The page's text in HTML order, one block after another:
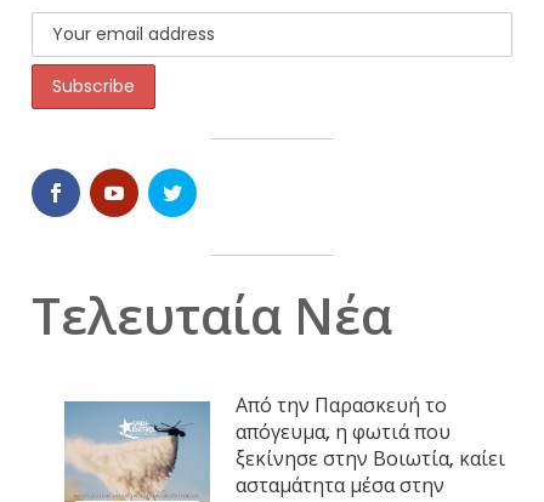
Τελευταία Νέα
Από την Παρασκευή το
απόγευμα, η φωτιά που
ξεκίνησε στην Βοιωτία, καίει
ασταμάτητα μέσα στην